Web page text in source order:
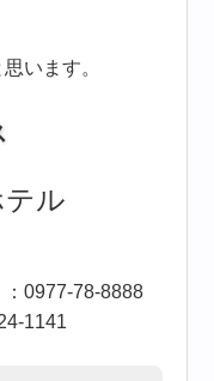
います。
ル
0977-78-8888
1141